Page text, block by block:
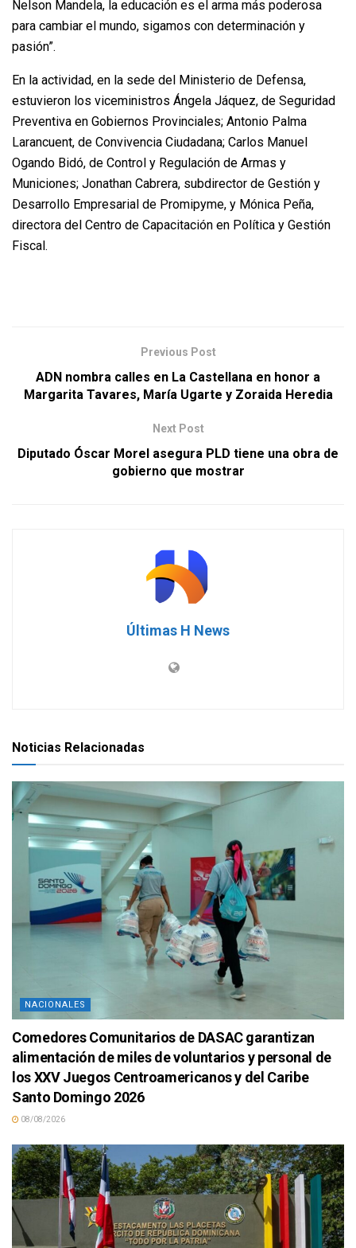
Nelson Mandela, la educación es el arma más poderosa
para cambiar el mundo, sigamos con determinación y
pasión”.
En la actividad, en la sede del Ministerio de Defensa,
estuvieron los viceministros Ángela Jáquez, de Seguridad
Preventiva en Gobiernos Provinciales; Antonio Palma
Larancuent, de Convivencia Ciudadana; Carlos Manuel
Ogando Bidó, de Control y Regulación de Armas y
Municiones; Jonathan Cabrera, subdirector de Gestión y
Desarrollo Empresarial de Promipyme, y Mónica Peña,
directora del Centro de Capacitación en Política y Gestión
Fiscal.
Previous Post
ADN nombra calles en La Castellana en honor a
Margarita Tavares, María Ugarte y Zoraida Heredia
Next Post
Diputado Óscar Morel asegura PLD tiene una obra de
gobierno que mostrar
Últimas H News
Noticias Relacionadas
NACIONALES
Comedores Comunitarios de DASAC garantizan
alimentación de miles de voluntarios y personal de
los XXV Juegos Centroamericanos y del Caribe
Santo Domingo 2026
08/08/2026